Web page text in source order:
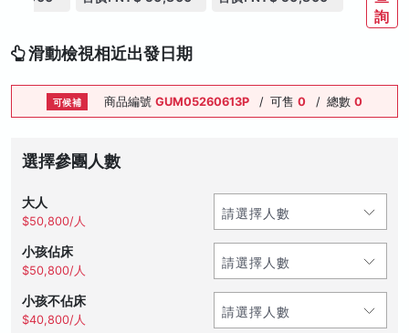
詢
滑動檢視相近出發日期
可候補 商品編號GUM05260613P / 可售0 / 總數0
選擇參團人數
大人
$50,800/人
小孩佔床
$50,800/人
小孩不佔床
$40,800/人